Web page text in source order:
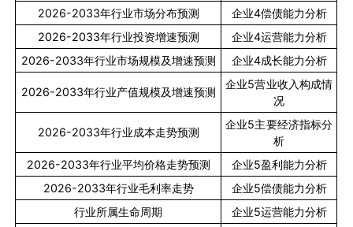
2026-2033年行业市场分布预测 企业4偿债能力分析
2026-2033年行业投资增速预测 企业4运营能力分析
2026-2033年行业市场规模及增速预测 企业4成长能力分析
2026-2033年行业产值规模及增速预测
企业5营业收入构成情
况
2026-2033年行业成本走势预测
企业5主要经济指标分
析
2026-2033年行业平均价格走势预测 企业5盈利能力分析
2026-2033年行业毛利率走势 企业5偿债能力分析
行业所属生命周期
企业5运营能力分析